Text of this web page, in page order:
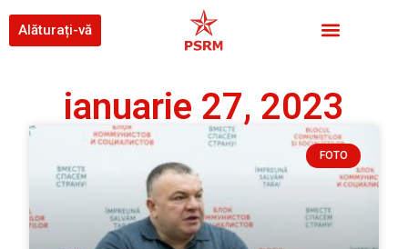
Alăturați-vă
ianuarie 27, 2023
FOTO